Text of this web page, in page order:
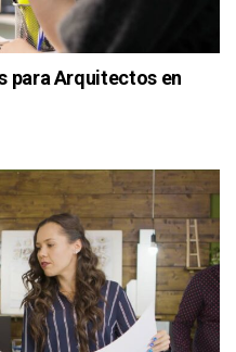
para Arquitectos en